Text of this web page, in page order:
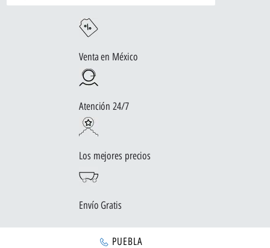
Venta en México
Atención 24/7
Los mejores precios
Envío Gratis
PUEBLA